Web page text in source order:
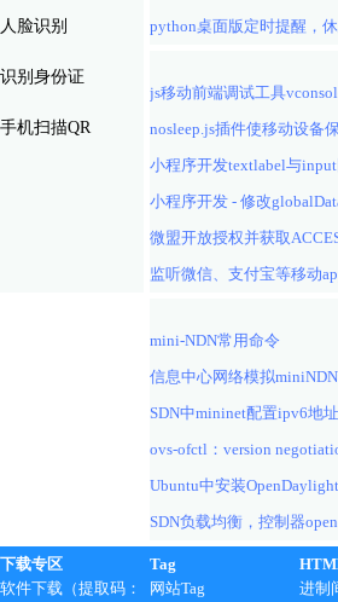
人脸识别
识别身份证
手机扫描QR
python桌面版定时提醒，
js移动前端调试工具
nosleep.js插件使移动设备
小程序开发textlabel与
小程序开发 - 修改
微盟开放授权并获取
mini-NDN常用命令
信息中心网络模拟
SDN中mininet配置ipv6地
ovs-ofctl：version
Ubuntu中安装
SDN负载均衡，控制器
下载专区
软件下载（提取码：
Tag
网站Tag
进制